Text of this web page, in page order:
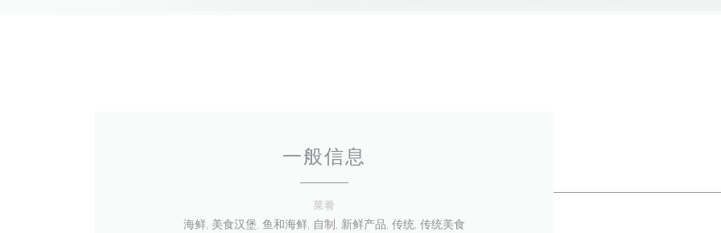
一般信息
菜肴
海鲜, 美食汉堡, 鱼和海鲜, 自制, 新鲜产品, 传统, 传统美食